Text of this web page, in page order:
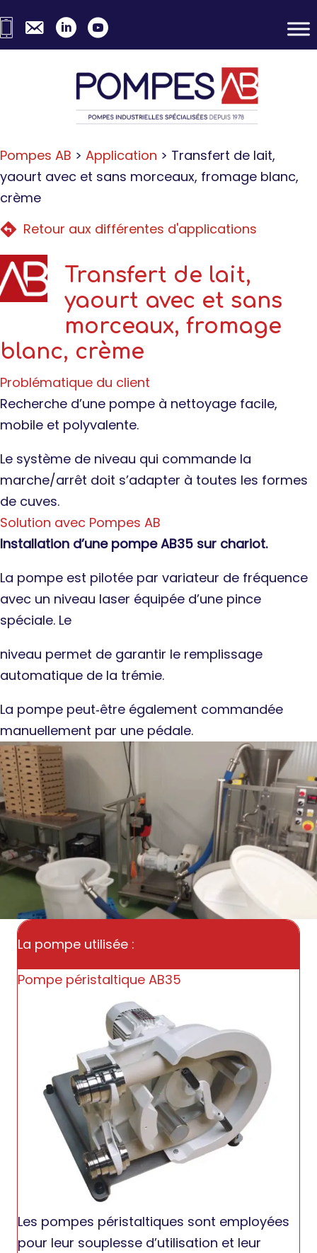
primary
content
Pompes AB > Application > Transfert de lait,
yaourt avec et sans morceaux, fromage blanc,
crème
Retour aux différentes d'applications
Transfert de lait,
yaourt avec et sans
morceaux, fromage
blanc, crème
Problématique du client
Recherche d’une pompe à nettoyage facile,
mobile et polyvalente.
Le système de niveau qui commande la
marche/arrêt doit s’adapter à toutes les formes
de cuves.
Solution avec Pompes AB
Installation d’une pompe AB35 sur chariot.
La pompe est pilotée par variateur de fréquence
avec un niveau laser équipée d’une pince
spéciale. Le
niveau permet de garantir le remplissage
automatique de la trémie.
La pompe peut‐être également commandée
manuellement par une pédale.
La pompe utilisée :
Pompe péristaltique AB35
Les pompes péristaltiques sont employées
pour leur souplesse d’utilisation et leur